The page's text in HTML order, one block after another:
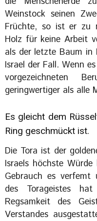
Weinstock seinen
Früchte, so ist er zu
Holz für keine Arbeit
als der letzte Baum in
Israel der Fall. Wenn
vorgezeichneten
geringwertiger als alle
Es gleicht dem
Ring geschmückt ist.
Die Tora ist der
Israels höchste
Gebrauch es verfemt
des Torageistes
Regsamkeit des
Verstandes